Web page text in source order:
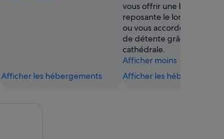
Afficher les hébergements
vous offrir une balade
reposante le long de son
ou vous accorder un
de détente grâce à sa
cathédrale.
Afficher moins
Afficher les hébergements